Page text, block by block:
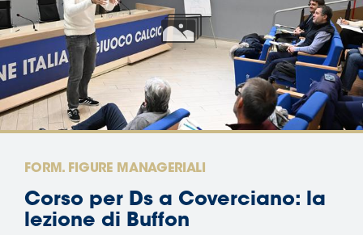
FORM. FIGURE MANAGERIALI
Corso per Ds a Coverciano: la
lezione di Buffon